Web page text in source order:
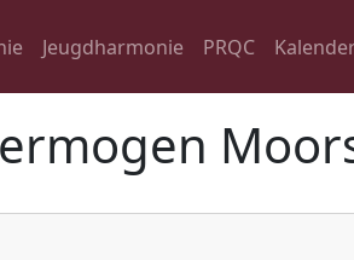
Jeugdharmonie PRQC